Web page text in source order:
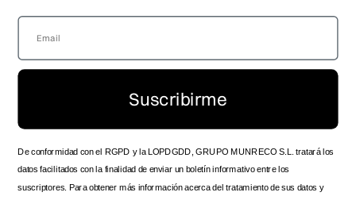
SERVICIO TÉCNICO OFICIAL
ZONA DISTRIBUIDOR
SPOTS HISTÓRICOS
TRABAJA CON NOSOTROS
ENVÍOS Y ENTREGAS
PRODUCTO
FOLLOW US
Suscribirme
De conformidad con el RGPD y la LOPDGDD, GRUPO MUNRECO S.L. tratará los
datos facilitados con la finalidad de enviar un boletín informativo entre los
suscriptores. Para obtener más información acerca del tratamiento de sus datos y